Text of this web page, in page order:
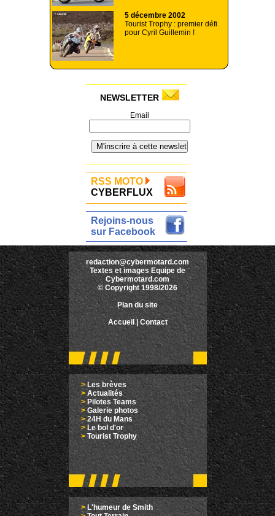
5 décembre 2002
Tourist Trophy : premier défi
pour Cyril Guillemin !
NEWSLETTER
Email
RSS MOTO
CYBERFLUX
Rejoins-nous
sur Facebook
redaction@cybermotard.com
Textes et images Equipe de
Cybermotard.com
© Copyright 1998/2026
Plan du site
Accueil |Contact
>Les brèves
> Actualités
> Pilotes Teams
>Galerie photos
>24H du Mans
>Le bol d'or
> Tourist Trophy
>L'humeur de Smith